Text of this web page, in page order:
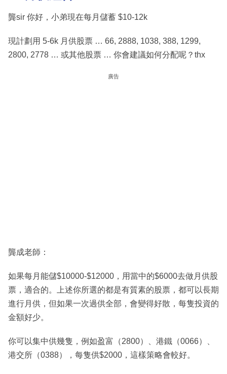
龔sir 你好，小弟現在每月儲蓄 $10-12k
現計劃用 5-6k 月供股票 … 66, 2888, 1038, 388, 1299,
2800, 2778 … 或其他股票 … 你會建議如何分配呢？thx
廣告
龔成老師：
如果每月能儲$10000-$12000，用當中的$6000去做月供股
票，適合的。上述你所選的都是有質素的股票，都可以長期
進行月供，但如果一次過供全部，會變得好散，每隻投資的
金額好少。
你可以集中供幾隻，例如盈富（2800）、港鐵（0066）、
港交所（0388），每隻供$2000，這樣策略會較好。